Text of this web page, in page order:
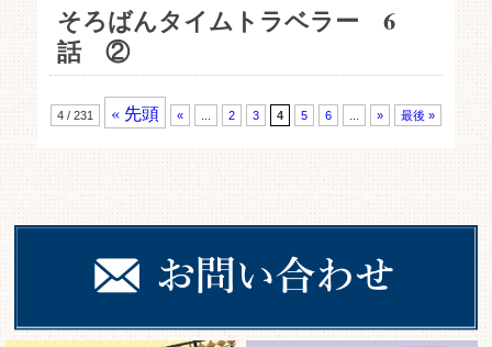
そろばんタイムトラベラー 6
話 ②
4 / 231 « 先頭 « 2 3 4 5 6 » 最後 »